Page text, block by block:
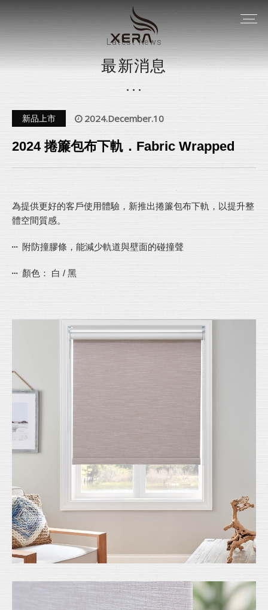
Latest News
最新消息
新品上市 2024.December.10
2024 捲簾包布下軌．Fabric Wrapped
為提供更好的客戶使用體驗，新推出捲簾包布下軌，以提升整
體空間質感。
附防撞膠條，能減少軌道與壁面的碰撞聲
顏色： 白 / 黑